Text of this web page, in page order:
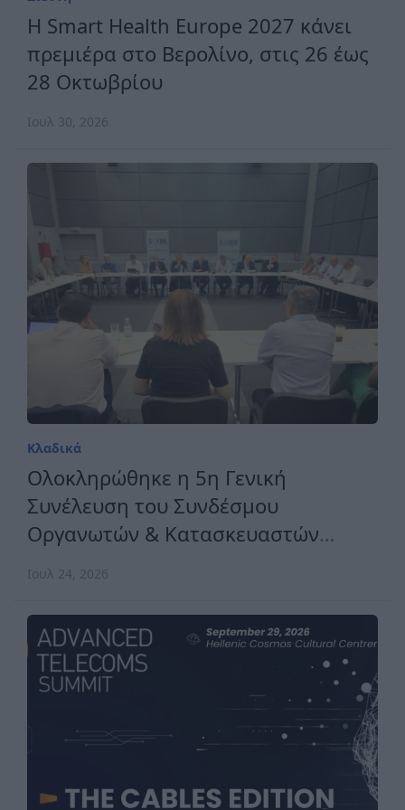
H Smart Health Europe 2027 κάνει
πρεμιέρα στο Βερολίνο, στις 26 έως
28 Οκτωβρίου
Ιουλ 30, 2026
Κλαδικά
Ολοκληρώθηκε η 5η Γενική
Συνέλευση του Συνδέσμου
Οργανωτών & Κατασκευαστών
Ιουλ 24, 2026